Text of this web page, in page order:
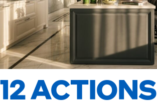
12 ACTIONS